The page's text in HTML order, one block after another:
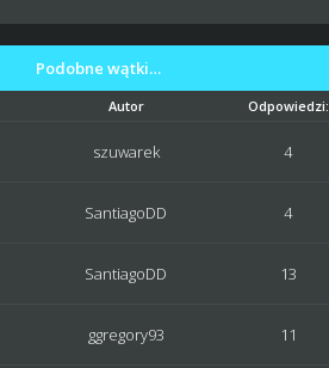
Podobne wątki…
Autor Odpowiedzi:
szuwarek 4
SantiagoDD 4
SantiagoDD 13
ggregory93 11